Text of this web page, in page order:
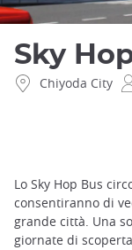
Sky
Chiyoda City
Lo Sky Hop Bus
consentiranno di
grande città. Una
giornate di